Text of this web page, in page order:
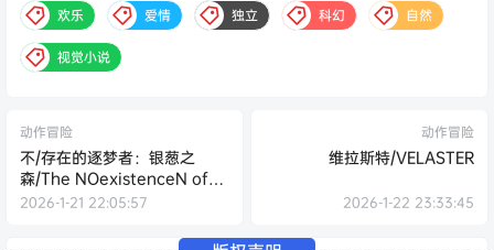
欢乐 爱情 独立 科幻 自然
视觉小说
动作冒险
不/存在的逐梦者：银葱之
森/The NOexistenceN of
Morphean Paradox : The
2026-1-21 22:05:57
动作冒险
维拉斯特/VELASTER
2026-1-22 23:33:45